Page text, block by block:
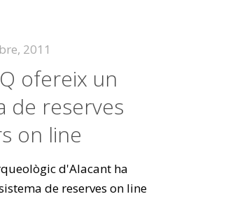
2011
ofereix un
de reserves
on line
d'Alacant ha
de reserves on line